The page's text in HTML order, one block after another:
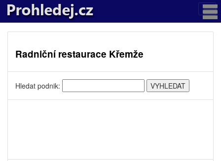
Radniční restaurace Křemže
Hledat podnik: